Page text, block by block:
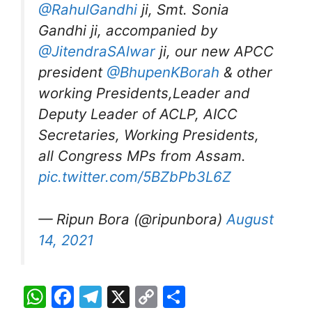
@RahulGandhi ji, Smt. Sonia
Gandhi ji, accompanied by
@JitendraSAlwar ji, our new APCC
president @BhupenKBorah & other
working Presidents,Leader and
Deputy Leader of ACLP, AICC
Secretaries, Working Presidents,
all Congress MPs from Assam.
pic.twitter.com/5BZbPb3L6Z
— Ripun Bora (@ripunbora) August
14, 2021
W F
T
X
C